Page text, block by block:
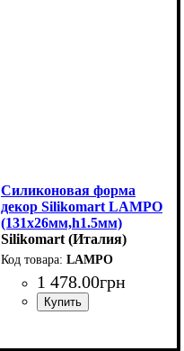
Силиконовая форма
декор Silikomart LAMPO
(131x26мм,h1.5мм)
Silikomart (Италия)
LAMPO
1 478.00грн